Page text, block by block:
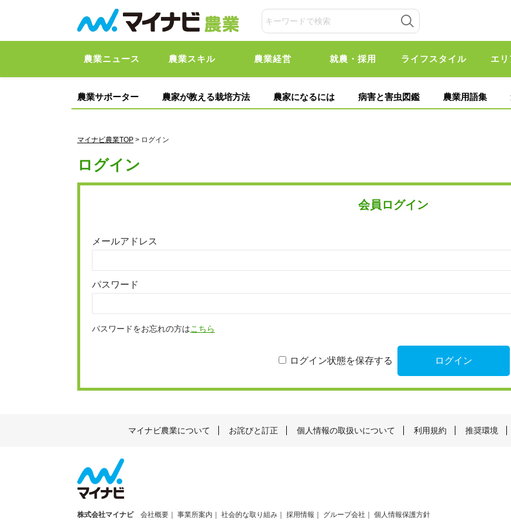
農業ニュース 農業スキル 農業経営 就農・採用 ライフスタイル エリ
農業サポーター 農家が教える栽培方法 農家になるには 病害と害虫図鑑 農業用語集
マイナビ農業TOP > ログイン
ログイン
会員ログイン
メールアドレス
パスワード
パスワードをお忘れの方はこちら
ログイン状態を保存する
マイナビ農業について お詫びと訂正 個人情報の取扱いについて 利用規約 推奨環境
株式会社マイナビ 会社概要 事業所案内 社会的な取り組み 採用情報 グループ会社 個人情報保護方針